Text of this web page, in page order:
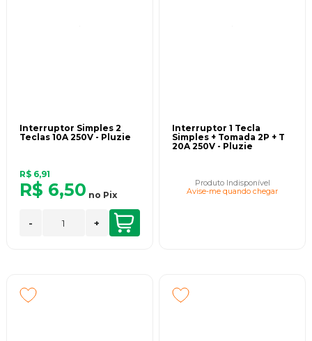
Interruptor Simples 2
Teclas 10A 250V - Pluzie
R$ 6,91
R$ 6,50 no Pix
- +
Interruptor 1 Tecla
Simples + Tomada 2P + T
20A 250V - Pluzie
Produto Indisponível
Avise-me quando chegar